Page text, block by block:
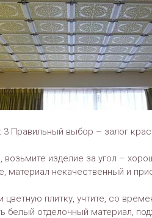
3 Правильный выбор – залог
возьмите изделие за угол –
материал некачественный и
плитку, учтите, со
белый отделочный материал,